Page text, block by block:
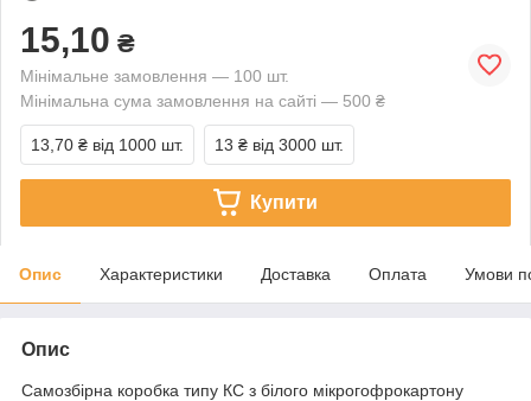
15,10 ₴
Мінімальне замовлення — 100 шт.
Мінімальна сума замовлення на сайті — 500 ₴
13,70 ₴ від 1000 шт. 13 ₴ від 3000 шт.
Купити
Опис Характеристики Доставка Оплата Умови
Опис
Самозбірна коробка типу КС з білого мікрогофрокартону